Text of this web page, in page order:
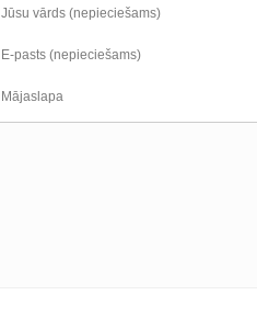
Jūsu vārds (nepieciešams)
E-pasts (nepieciešams)
Mājaslapa